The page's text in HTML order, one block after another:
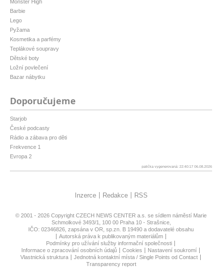
Monster High
Barbie
Lego
Pyžama
Kosmetika a parfémy
Teplákové soupravy
Dětské boty
Ložní povlečení
Bazar nábytku
Doporučujeme
Starjob
České podcasty
Rádio a zábava pro děti
Frekvence 1
Evropa 2
patička vygenerovaná: 22:40:17 06.08.2026
Inzerce Redakce RSS
© 2001 - 2026 Copyright CZECH NEWS CENTER a.s. se sídlem náměstí Marie
Schmolkové 3493/1, 100 00 Praha 10 - Strašnice,
IČO: 02346826, zapsána v OR, sp.zn. B 19490 a dodavatelé obsahu
Autorská práva k publikovaným materiálům
Podmínky pro užívání služby informační společnosti
Informace o zpracování osobních údajů
Cookies
Nastavení soukromí
Vlastnická struktura
Jednotná kontaktní místa / Single Points od Contact
Transparency report